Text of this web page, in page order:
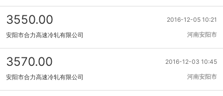
2016-12-05 10:21
3550.00
河南安阳市
安阳市合力高速冷轧有限公司
2016-12-03 10:45
3570.00
河南安阳市
安阳市合力高速冷轧有限公司